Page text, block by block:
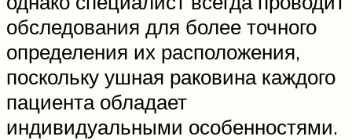
обследования для более точного
определения их расположения,
поскольку ушная раковина каждого
пациента обладает
индивидуальными особенностями.